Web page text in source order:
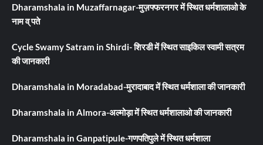
Dharamshala in Muzaffarnagar-मुज़फ्फरनगर में स्थित धर्मशालाओ के
नाम व् पते
Cycle Swamy Satram in Shirdi- शिरडी में स्थित साइकिल स्वामी सत्रम
की जानकारी
Dharamshala in Moradabad-मुरादाबाद में स्थित धर्मशाला की जानकारी
Dharamshala in Almora-अल्मोड़ा में स्थित धर्मशालाओ की जानकारी
Dharamshala in Ganpatipule-गणपतिपुले में स्थित धर्मशाला